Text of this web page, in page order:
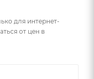
для интернет-
от цен в